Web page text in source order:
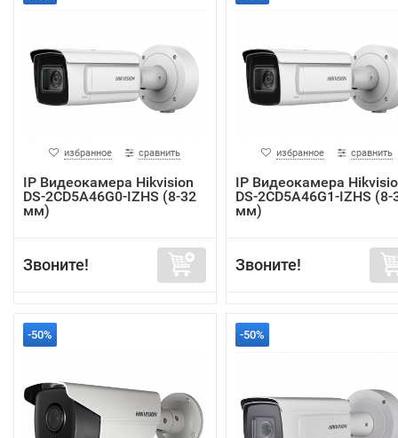
избранное сравнить
IP Видеокамера Hikvision
DS-2CD5A46G0-IZHS (8-32
мм)
Звоните!
избранное сравнить
IP Видеокамера
DS-2CD5A46G1-IZHS (8-
мм)
Звоните!
-50% -50%